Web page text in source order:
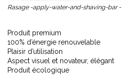
Rasage -apply-water-and-shaving-bar -
Produit premium
100% d’énergie renouvelable
Plaisir d’utilisation
Aspect visuel et novateur, élégant
Produit écologique